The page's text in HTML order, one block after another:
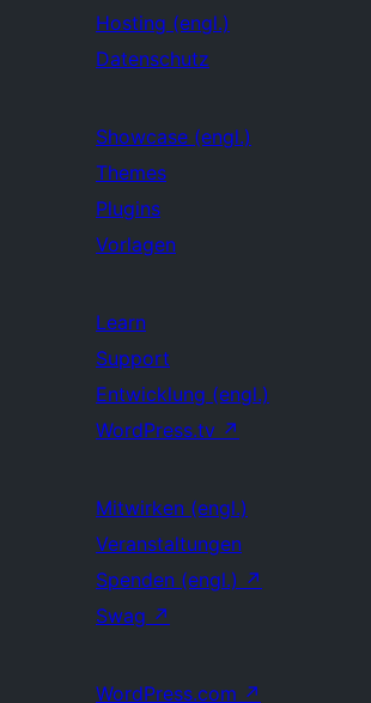
Hosting (engl.)
Datenschutz
Showcase (engl.)
Themes
Plugins
Vorlagen
Learn
Support
Entwicklung (engl.)
WordPress.tv ↗
Mitwirken (engl.)
Veranstaltungen
Spenden (engl.) ↗
Swag ↗
WordPress.com ↗